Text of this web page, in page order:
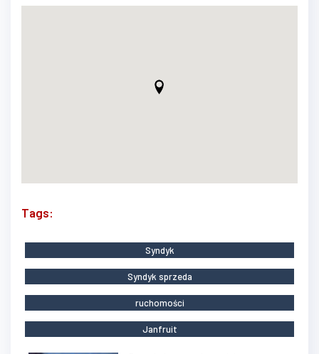
Tags:
Syndyk
Syndyk sprzeda
ruchomości
Janfruit